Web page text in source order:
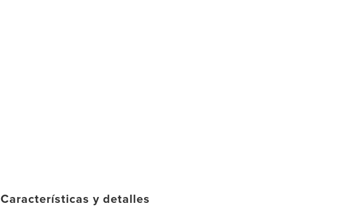
Características y detalles